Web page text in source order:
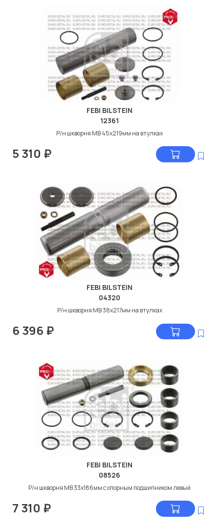
FEBI BILSTEIN
12361
Р/н шкворня МВ 45x219мм на втулках
5 310 ₽
FEBI BILSTEIN
04320
Р/н шкворня МВ 38x217мм на втулках
6 396 ₽
FEBI BILSTEIN
08526
Р/н шкворня МВ 33x186мм с опорным подшипником левый
7 310 ₽